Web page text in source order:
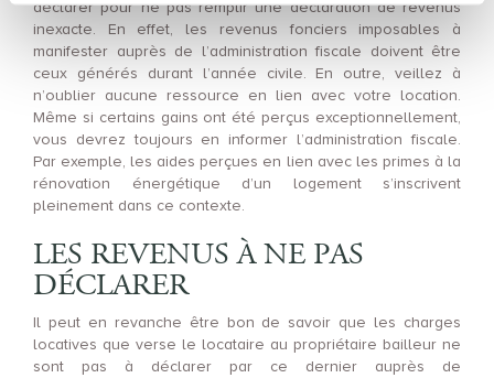
déclarer pour ne pas remplir une déclaration de revenus
inexacte. En effet, les revenus fonciers imposables à
manifester auprès de l’administration fiscale doivent être
ceux générés durant l’année civile. En outre, veillez à
n’oublier aucune ressource en lien avec votre location.
Même si certains gains ont été perçus exceptionnellement,
vous devrez toujours en informer l’administration fiscale.
Par exemple, les aides perçues en lien avec les primes à la
rénovation énergétique d’un logement s’inscrivent
pleinement dans ce contexte.
LES REVENUS À NE PAS
DÉCLARER
Il peut en revanche être bon de savoir que les charges
locatives que verse le locataire au propriétaire bailleur ne
sont pas à déclarer par ce dernier auprès de